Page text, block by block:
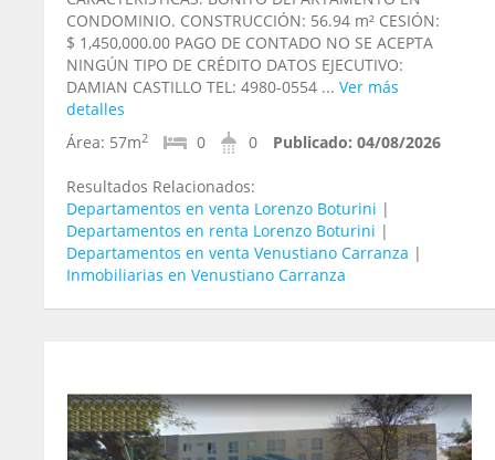
CONDOMINIO. CONSTRUCCIÓN: 56.94 m² CESIÓN:
$ 1,450,000.00 PAGO DE CONTADO NO SE ACEPTA
NINGÚN TIPO DE CRÉDITO DATOS EJECUTIVO:
DAMIAN CASTILLO TEL: 4980-0554 ... Ver más
detalles
Área: 57m2 0 0 Publicado: 04/08/2026
Resultados Relacionados:
Departamentos en venta Lorenzo Boturini |
Departamentos en renta Lorenzo Boturini |
Departamentos en venta Venustiano Carranza |
Inmobiliarias en Venustiano Carranza